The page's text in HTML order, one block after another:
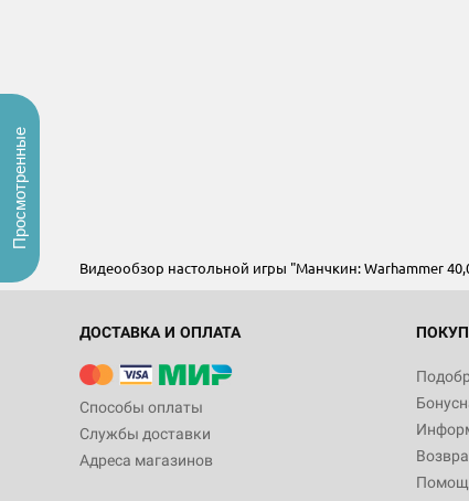
Видеообзор настольной игры "Манчкин: Warhammer
ДОСТАВКА И ОПЛАТА
Способы оплаты
Службы доставки
Адреса магазинов
Просмотренные